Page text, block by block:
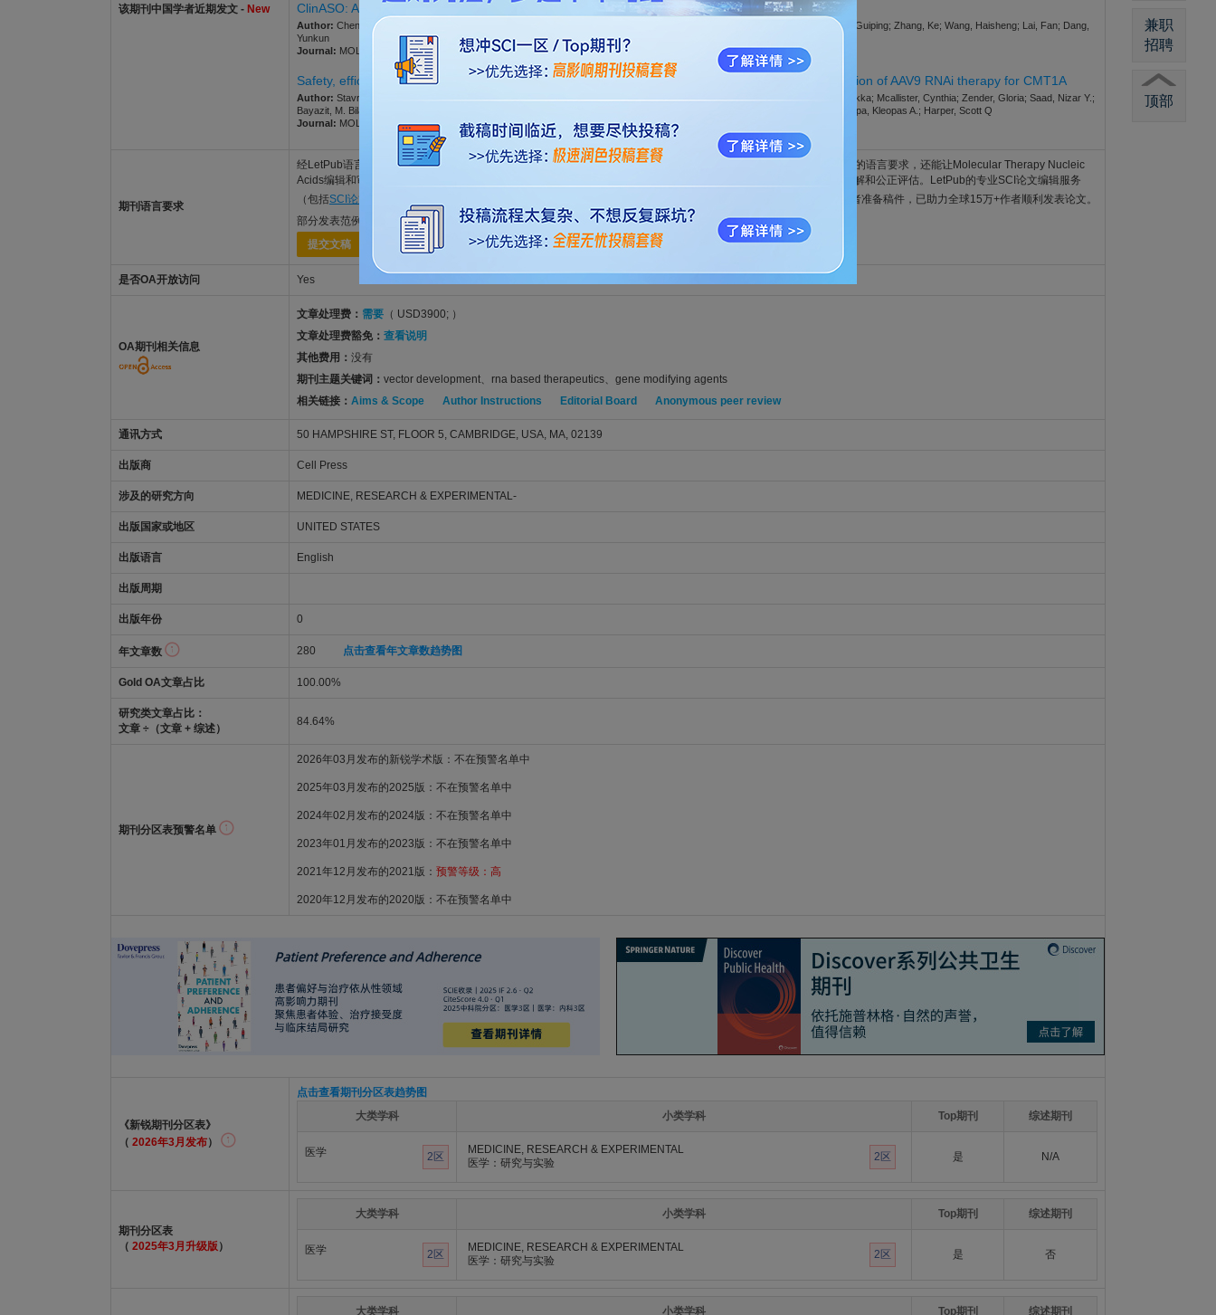
该期刊中国学者近期发文 - New ClinASO: An open-source platform for rapid drug discovery of gapmer antisense oligonucleotides
Author: Chen, Shunkai; Liu, Hao; Cong, Dezi; Dong, Ao; Wang, Yuhang; Bi, Jingyi; Guo, Shijie; Yang, Juan; Wang, Xiaolei; Ren, Guiping; Zhang, Ke; Wang, Haisheng; Lai, Fan; Dang,
Yunkun
Journal: MOLECULAR THERAPY NUCLEIC ACIDS. 2026; Vol. 37, Issue 2, pp. -. DOI: 10.1016/j.omtn.2026.102933
Safety, efficacy, and distal nerve Schwann cell biodistribution in mice and NHPs to support translation of AAV9 RNAi therapy for CMT1A
Author: Stavrou, Marina; Wallace, Lindsay M.; Thangaraj, Merlin P.; Taylor, Noah K.; Kagiava, Alexia; Papacharalambous, Revekka; Mcallister, Cynthia; Zender, Gloria; Saad, Nizar Y.;
Bayazit, M. Bilal; Heslegrave, Amanda; Tryfonos, Christina; Richter, Jan; Zetterberg, Henrik; Price, Brian; Salzman, Rachel; Kleopa, Kleopas A.; Harper, Scott Q
Journal: MOLECULAR THERAPY NUCLEIC ACIDS. 2026; Vol. 37, Issue 2, pp. -. DOI: 10.1016/j.omtn.2026.102881
期刊语言要求
经LetPub语言功底雄厚的美籍native English speaker精心编辑的稿件，不仅能满足Molecular Therapy Nucleic Acids的语言要求，还能让Molecular Therapy Nucleic
Acids编辑和审稿人得到更好的审稿体验，让稿件最大限度地被Molecular Therapy Nucleic Acids编辑和审稿人充分理解和公正评估。LetPub的专业SCI论文编辑服务
（包括SCI论文英语润色
等）帮助作者准备稿件，已助力全球15万+作者顺利发表论文。
部分发表范例可查看：服务好评 论文致谢（3篇）。
提交文稿
是否OA开放访问 Yes
OA期刊相关信息
文章处理费： 需要 （ USD3900; ）
文章处理费豁免： 查看说明
其他费用： 没有
期刊主题关键词： vector development、rna based therapeutics、gene modifying agents
相关链接： Aims & Scope Author Instructions Editorial Board Anonymous peer review
通讯方式 50 HAMPSHIRE ST, FLOOR 5, CAMBRIDGE, USA, MA, 02139
出版商 Cell Press
涉及的研究方向 MEDICINE, RESEARCH & EXPERIMENTAL-
出版国家或地区 UNITED STATES
出版语言 English
出版周期
出版年份 0
年文章数 280 点击查看年文章数趋势图
Gold OA文章占比 100.00%
研究类文章占比：
文章 ÷（文章 + 综述）
84.64%
期刊分区表预警名单
2026年03月发布的新锐学术版：不在预警名单中
2025年03月发布的2025版：不在预警名单中
2024年02月发布的2024版：不在预警名单中
2023年01月发布的2023版：不在预警名单中
2021年12月发布的2021版： 预警等级：高
2020年12月发布的2020版：不在预警名单中
《新锐期刊分区表》
（ 2026年3月发布）
点击查看期刊分区表趋势图
大类学科
小类学科 Top期刊 综述期刊
医学 2区
MEDICINE, RESEARCH & EXPERIMENTAL
医学：研究与实验
2区 是 N/A
期刊分区表
（ 2025年3月升级版 ）
大类学科 小类学科 Top期刊 综述期刊
医学 2区
MEDICINE, RESEARCH & EXPERIMENTAL
医学：研究与实验
2区 是 否
大类学科 小类学科 Top期刊 综述期刊
兼职
招聘
顶部